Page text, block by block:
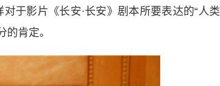
于影片《长安·长安》剧本所要表达的“人类
的肯定。